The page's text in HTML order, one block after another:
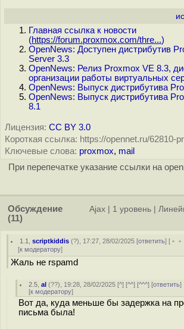
Главная ссылка к новости
(https://forum.proxmox.com/thre...)
OpenNews: Доступен дистрибутив
Server 3.3
OpenNews: Релиз Proxmox VE 8.3,
организации работы виртуальных
OpenNews: Выпуск дистрибутива
OpenNews: Выпуск дистрибутива
8.1
Лицензия: CC BY 3.0
Короткая ссылка: https://opennet.ru/62810-
Ключевые слова: proxmox, mail
При перепечатке указание ссылки на
Обсуждение
(11)
Ajax 1 уровень
1.1 ,scriptkiddis (?), 17:27, 28/02/2025 [ответить] [
[к модератору]
Жаль не rspamd
2.5 ,al (??), 19:28, 28/02/2025 [^] [^^] [^^^] [ответить]
[к модератору]
Вот да, куда меньше бы задержка на
письма была!